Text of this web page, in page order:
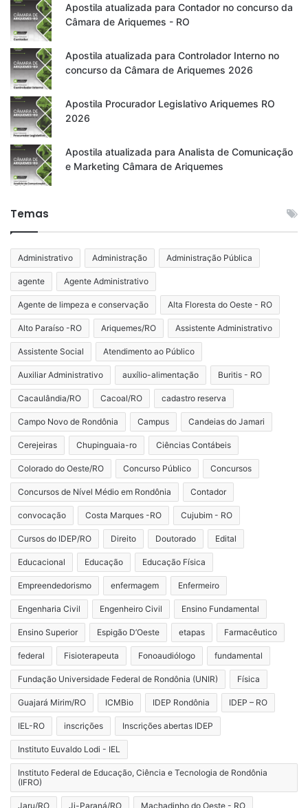
Apostila atualizada para Contador no concurso da
Câmara de Ariquemes - RO
Apostila atualizada para Controlador Interno no
concurso da Câmara de Ariquemes 2026
Apostila Procurador Legislativo Ariquemes RO
2026
Apostila atualizada para Analista de Comunicação
e Marketing Câmara de Ariquemes
Temas
Administrativo Administração Administração Pública
agente Agente Administrativo
Agente de limpeza e conservação Alta Floresta do Oeste - RO
Alto Paraíso -RO Ariquemes/RO Assistente Administrativo
Assistente Social Atendimento ao Público
Auxiliar Administrativo auxílio-alimentação Buritis - RO
Cacaulândia/RO Cacoal/RO cadastro reserva
Campo Novo de Rondônia Campus Candeias do Jamari
Cerejeiras Chupinguaia-ro Ciências Contábeis
Colorado do Oeste/RO Concurso Público Concursos
Concursos de Nível Médio em Rondônia Contador
convocação Costa Marques -RO Cujubim - RO
Cursos do IDEP/RO Direito Doutorado Edital
Educacional Educação Educação Física
Empreendedorismo enfermagem Enfermeiro
Engenharia Civil Engenheiro Civil Ensino Fundamental
Ensino Superior Espigão D’Oeste etapas Farmacêutico
federal Fisioterapeuta Fonoaudiólogo fundamental
Fundação Universidade Federal de Rondônia (UNIR) Física
Guajará Mirim/RO ICMBio IDEP Rondônia IDEP – RO
IEL-RO inscrições Inscrições abertas IDEP
Instituto Euvaldo Lodi - IEL
Instituto Federal de Educação, Ciência e Tecnologia de Rondônia
(IFRO)
Jaru/RO Ji-Paraná/RO Machadinho do Oeste - RO